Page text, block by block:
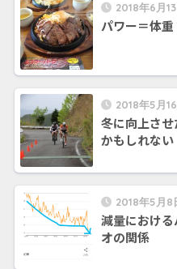
2018年6月
パワー＝体重
2018年5月
冬に向上さ
かもしれない
2018年5月8
減量におけ
オの関係